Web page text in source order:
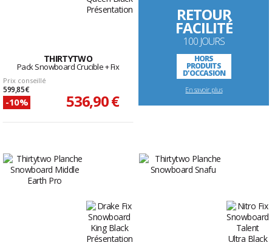
THIRTYTWO
Pack Snowboard Crucible + Fix
Prix conseillé
599,85 €
-10% 536,90 €
RETOUR
FACILITÉ
100 JOURS
HORS
PRODUITS
D'OCCASION
En savoir plus